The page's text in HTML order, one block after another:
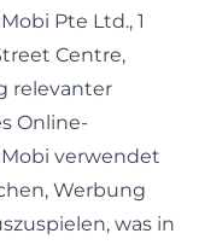
Pte Ltd., 1
Centre,
relevanter
Online-
verwendet
Werbung
was in